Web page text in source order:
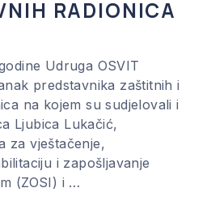
RADIONICA
Udruga OSVIT
predstavnika zaštitnih i
na kojem su sudjelovali i
Ljubica Lukačić,
za vještačenje,
i zapošljavanje
(ZOSI) i …